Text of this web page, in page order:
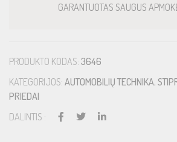
GARANTUOTAS SAUGUS
PRODUKTO KODAS: 3646
KATEGORIJOS: AUTOMOBILIŲ TECHNIKA,
PRIEDAI
DALINTIS :